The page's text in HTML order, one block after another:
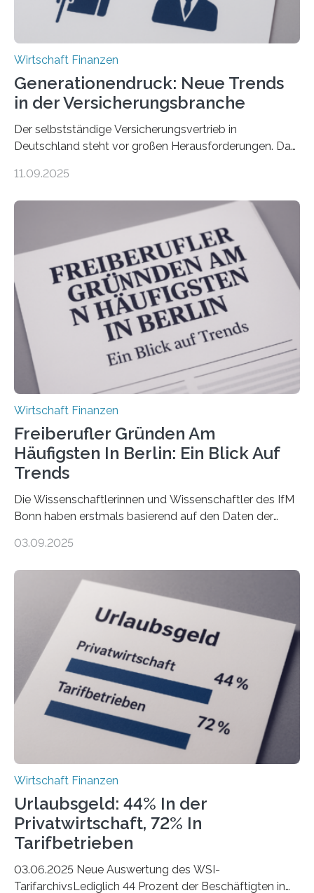
Wirtschaft Finanzen
Generationendruck: Neue Trends
in der Versicherungsbranche
Der selbstständige Versicherungsvertrieb in
Deutschland steht vor großen Herausforderungen. Das
Dr. Matthias Beenken und Prof. Dr. Lukas Linnenbrink
Bundesverbands Deutscher Versicherungskaufleute e.V.
durchgeführt haben. Die Studie basiert auf den
Antworten von 1.440 selbstständigen
Versicherungsvertreter*innen und -makler*innen. Ein
Ergebnis: Deutlich mehr als die Hälfte der Befragten ist
über 50 Jahre alt und wird in den nächsten Jahren eine
Nachfolgeregelung benötigen. Aber nur ein Drittel hat
bereits Regelungen…
11.09.2025
Wirtschaft Finanzen
Freiberufler Gründen Am
Häufigsten In Berlin: Ein Blick Auf
Trends
Die Wissenschaftlerinnen und Wissenschaftler des IfM
Bonn haben erstmals basierend auf den Daten der
Landkreise mit den meisten Gründungen von
ist demnach Berlin. Betrachtet man nur die Gründungen
der Freiberuflerinnen, so liegt Leipzig an der Spitze. In
Berlin starteten in 2024 die meisten Personen in eine
eigene freiberufliche Existenz, dahinter folgten die
Städte Hamburg, München und Köln. Betrachtet man
hingegen die Existenzgründungsintensität – die Anzahl
der freiberuflichen Gründungen je…
03.09.2025
Wirtschaft Finanzen
Urlaubsgeld: 44% In der
Privatwirtschaft, 72% In
Tarifbetrieben
03.06.2025 Neue Auswertung des WSI-
TarifarchivsLediglich 44 Prozent der Beschäftigten in